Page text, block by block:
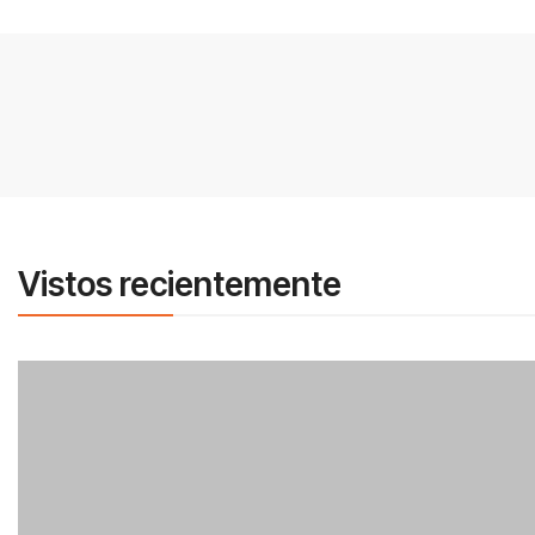
Vistos recientemente